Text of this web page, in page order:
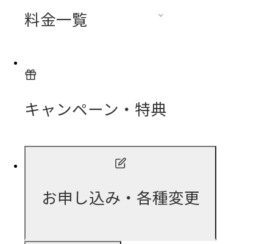
料金一覧
キャンペーン・特典
お申し込み・各種変更